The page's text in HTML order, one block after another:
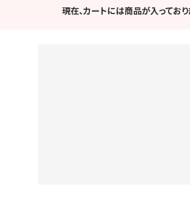
現在、カートには商品が入ってお